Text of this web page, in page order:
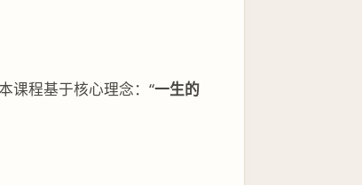
课程基于核心理念：“一生的